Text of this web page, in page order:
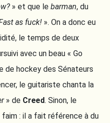
» et que le barman, du
as fuck! ». On a donc eu
le temps de deux
avec un beau « Go
de hockey des Sénateurs
le guitariste chanta la
» de Creed. Sinon, le
: il a fait référence à du